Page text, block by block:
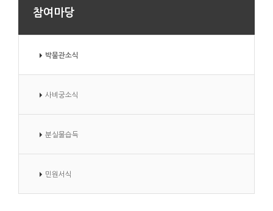
참여마당
박물관소식
사비궁소식
분실물습득
민원서식